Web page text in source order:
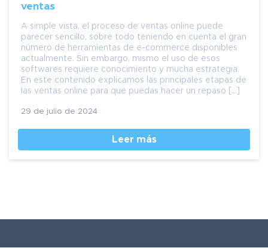
ventas
A simple vista, el proceso de ventas online puede
parecer sencillo, sobre todo teniendo en cuenta el gran
número de herramientas de e-commerce disponibles
actualmente. Sin embargo, mismo el uso de esos
softwares requiere conocimiento y mucha estrategia.
En este contenido explicamos las principales etapas de
las ventas online para que puedas hacer un repaso […]
29 de julio de 2024
Leer más